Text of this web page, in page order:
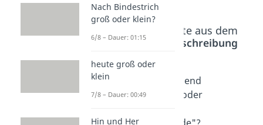
Beliebte Inhalte aus dem
Bereich
Rechtschreibung
zweima
l oder
paar
"zuend
e" oder
Nach Bindestrich
groß oder klein?
6/8 – Dauer: 01:15
heute groß oder
klein
7/8 – Dauer: 00:49
Hin und Her